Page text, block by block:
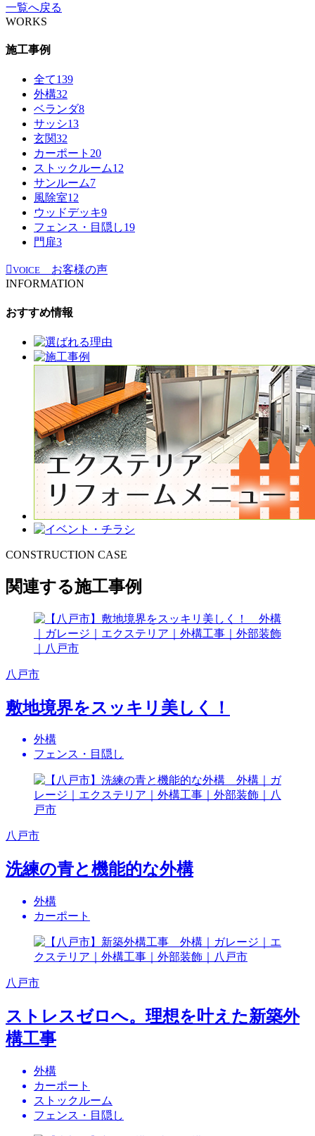
一覧へ戻る
WORKS
施工事例
全て139
外構32
ベランダ8
サッシ13
玄関32
カーポート 20
ストックルーム12
サンルーム7
風除室12
ウッドデッキ9
フェンス・目隠し19
門扉3
VOICE
お客様の声
INFORMATION
おすすめ情報
CONSTRUCTION CASE
関連する施工事例
八戸市
敷地境界をスッキリ美しく！
外構
フェンス・目隠し
八戸市
洗練の青と機能的な外構
外構
カーポート
八戸市
ストレスゼロへ。理想を叶えた新築外
構工事
外構
カーポート
ストックルーム
フェンス・目隠し